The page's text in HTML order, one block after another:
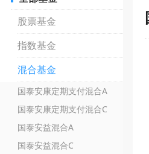
股票基金
指数基金
混合基金
国泰安康定期支付混合A
国泰安康定期支付混合C
国泰安益混合A
国泰安益混合C